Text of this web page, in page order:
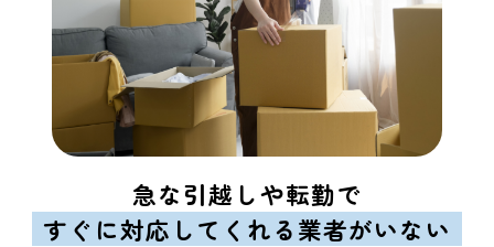
急な引越しや転勤で
すぐに対応してくれる業者がいない